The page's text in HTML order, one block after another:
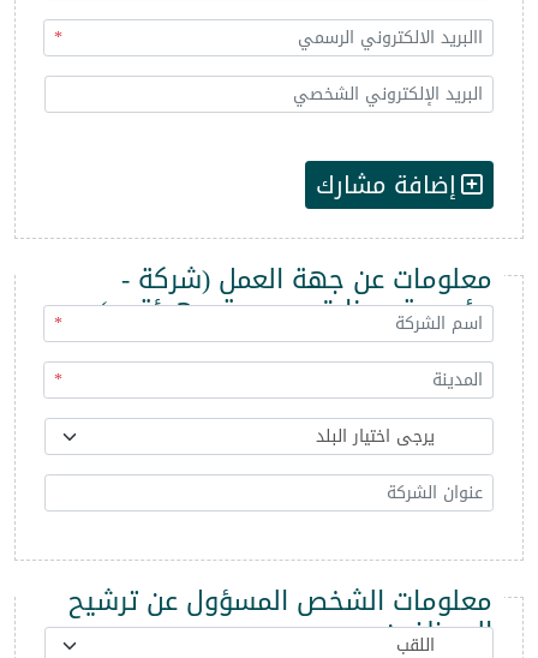
*
إضافة مشارك
معلومات عن جهة العمل (شركة -
مؤسسة - وزارة - مديرية - هيئة ...)
*
*
معلومات الشخص المسؤول عن ترشيح
الموظفين